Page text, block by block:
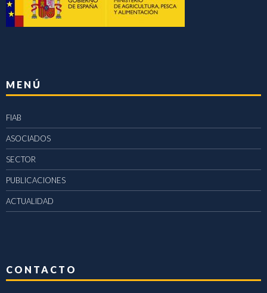
MENÚ
FIAB
ASOCIADOS
SECTOR
PUBLICACIONES
ACTUALIDAD
CONTACTO